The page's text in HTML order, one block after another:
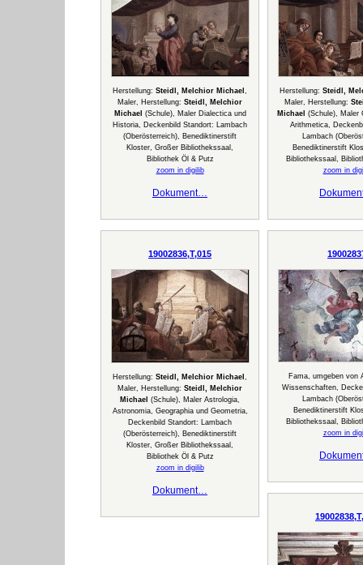
Herstellung: Steidl, Melchior Michael
Maler, Herstellung: Steidl, Melchior
Michael (Schule), Maler Dialectica und
Historia, Deckenbild Standort: Lambach
(Oberösterreich), Benediktinerstift
Kloster, Großer Bibliothekssaal,
Bibliothek Öl & Putz
zoom in digilib
Dokument…
Herstellung: Steidl,
Maler, Herstellung:
Michael (Schule), Maler
Arithmetica,
Lambach
Benediktinerstift
Bibliothekssaal,
zoom in
19002836,T,015
Herstellung: Steidl, Melchior Michael
Maler, Herstellung: Steidl, Melchior
Michael (Schule), Maler Astrologia,
Astronomia, Geographia und Geometria,
Deckenbild Standort: Lambach
(Oberösterreich), Benediktinerstift
Kloster, Großer Bibliothekssaal,
Bibliothek Öl & Putz
zoom in digilib
Dokument…
Fama, umgeben von
Wissenschaften,
Lambach
Benediktinerstift
Bibliothekssaal,
zoom in